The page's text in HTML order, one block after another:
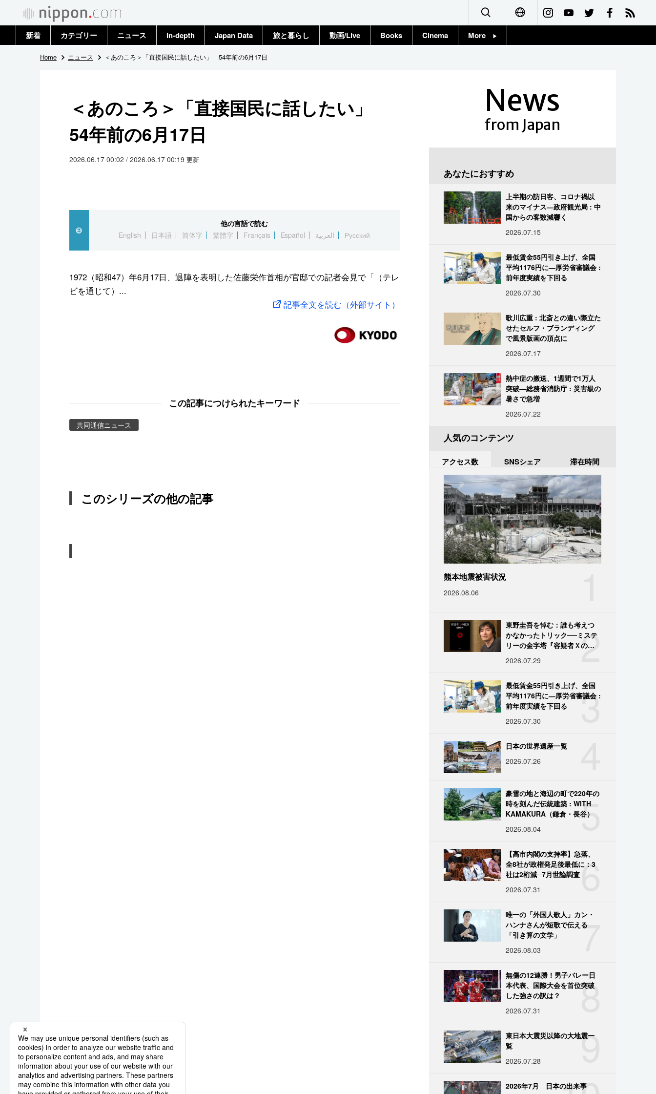
Français
新着 カテゴリー
政治・外交
国際
社会
文化
スポーツ・東京2020
ニュース
トップ
In-depth Japan Data 旅と暮らし 動画/Live Books Cinema More
Home ニュース ＜あのころ＞「直接国民に話したい」 54年前の6月17日
＜あのころ＞「直接国民に話したい」
54年前の6月17日
2026.06.17 00:02 / 2026.06.17 00:19 更新
他の言語で読む
English
日本語 简体字 繁體字 Français Español العربية Русский
1972（昭和47）年6月17日、退陣を表明した佐藤栄作首相が官邸での記者会見で「（テレ
ビを通じて）...
記事全文を読む（外部サイト）
この記事につけられたキーワード
共同通信ニュース
このシリーズの他の記事
News
from Japan
あなたにおすすめ
上半期の訪日客、コロナ禍以
来のマイナス―政府観光局 : 中
国からの客数減響く
2026.07.15
最低賃金55円引き上げ、全国
平均1176円に―厚労省審議会 :
前年度実績を下回る
2026.07.30
歌川広重 : 北斎との違い際立た
せたセルフ・ブランディング
で風景版画の頂点に
2026.07.17
熱中症の搬送、1週間で1万人
突破―総務省消防庁 : 災害級の
暑さで急増
2026.07.22
人気のコンテンツ
アクセス数 SNSシェア 滞在時間
熊本地震被害状況
2026.08.06
2
東野圭吾を悼む：誰も考えつ
かなかったトリック──ミステ
リーの金字塔『容疑者Ｘの献
2026.07.29
3
最低賃金55円引き上げ、全国
平均1176円に―厚労省審議会 :
前年度実績を下回る
2026.07.30
日本の世界遺産一覧
2026.07.26
5
豪雪の地と海辺の町で220年の
時を刻んだ伝統建築 : WITH
KAMAKURA（鎌倉・長谷）
2026.08.04
6
【高市内閣の支持率】急落、
全8社が政権発足後最低に：3
社は2桁減─7月世論調査
2026.07.31
7
唯一の「外国人歌人」カン・
ハンナさんが短歌で伝える
「引き算の文学」
2026.08.03
8
無傷の12連勝！男子バレー日
本代表、国際大会を首位突破
した強さの訳は？
2026.07.31
9
東日本大震災以降の大地震一
覧
2026.07.28
2026年7月 日本の出来事